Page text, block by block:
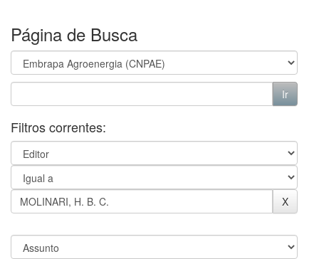
Página de Busca
Filtros correntes: